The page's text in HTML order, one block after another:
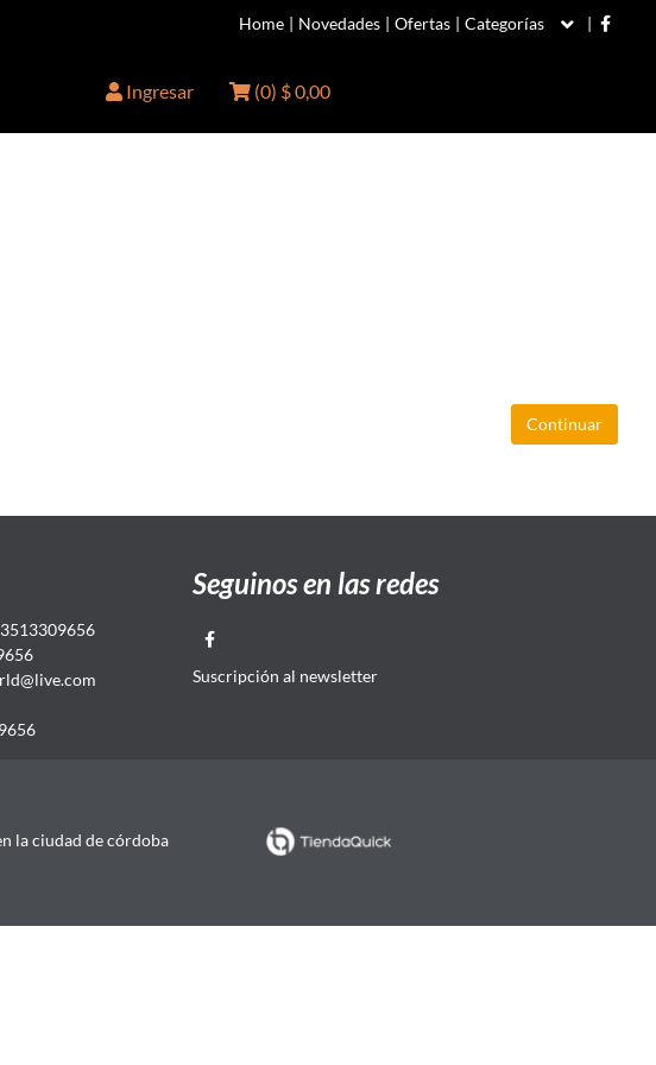
Home | Novedades | Ofertas | Categorías |
Ingresar (0) $ 0,00
Continuar
@live.com
Seguinos en las redes
Suscripción al newsletter
la ciudad de córdoba